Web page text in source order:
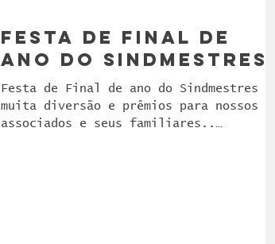
Festa de Final de
ano do Sindmestres
Festa de Final de ano do Sindmestres
muita diversão e prêmios para nossos
associados e seus familiares..